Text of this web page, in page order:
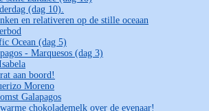
(dag 10).
en relativeren op de stille oceaan
Ocean (dag 5)
- Marquesos (dag 3)
aan boord!
Moreno
Galapagos
chokolademelk over de evenaar!